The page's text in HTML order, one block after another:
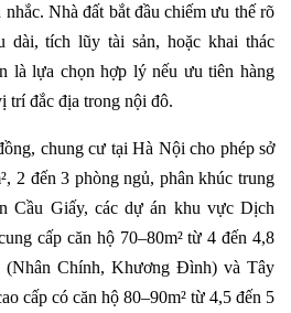
Nhà đất bắt đầu chiếm ưu thế rõ
dài, tích lũy tài sản, hoặc khai thác
là lựa chọn hợp lý nếu ưu tiên hàng
trí đắc địa trong nội đô.
chung cư tại Hà Nội cho phép sở
2 đến 3 phòng ngủ, phân khúc trung
Cầu Giấy, các dự án khu vực Dịch
cấp căn hộ 70–80m² từ 4 đến 4,8
(Nhân Chính, Khương Đình) và Tây
cấp có căn hộ 80–90m² từ 4,5 đến 5